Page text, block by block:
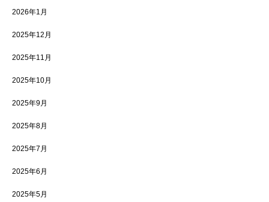
2026年1月
2025年12月
2025年11月
2025年10月
2025年9月
2025年8月
2025年7月
2025年6月
2025年5月